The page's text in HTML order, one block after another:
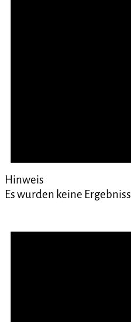
Hinweis
Es wurden keine